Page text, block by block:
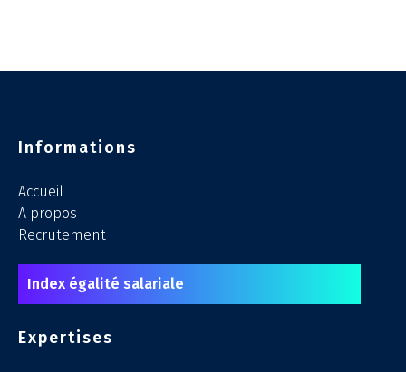
Informations
Accueil
A propos
Recrutement
Index égalité salariale
Expertises